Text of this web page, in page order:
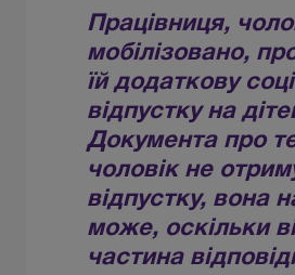
Працівниця,
мобілізовано,
їй додаткову
відпустку на
Документа про
чоловік не
відпустку, вона
може, оскільки
частина в